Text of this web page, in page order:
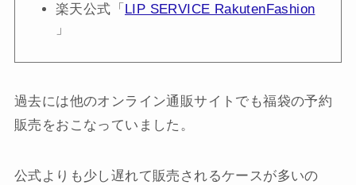
楽天公式「 LIP SERVICE RakutenFashion
」
過去には他のオンライン通販サイトでも福袋の予約
販売をおこなっていました。
公式よりも少し遅れて販売されるケースが多いの